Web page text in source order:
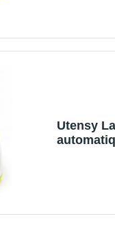
Utensy